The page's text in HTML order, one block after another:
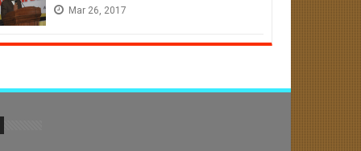
Mar 26, 2017